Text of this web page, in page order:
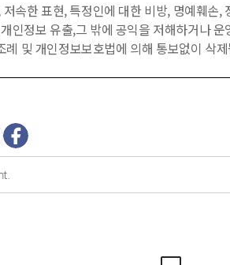
속한 표현, 특정인에 대한 비방, 명예훼손,
인정보 유출,그 밖에 공익을 저해하거나 운
례 및 개인정보보호법에 의해 통보없이 삭